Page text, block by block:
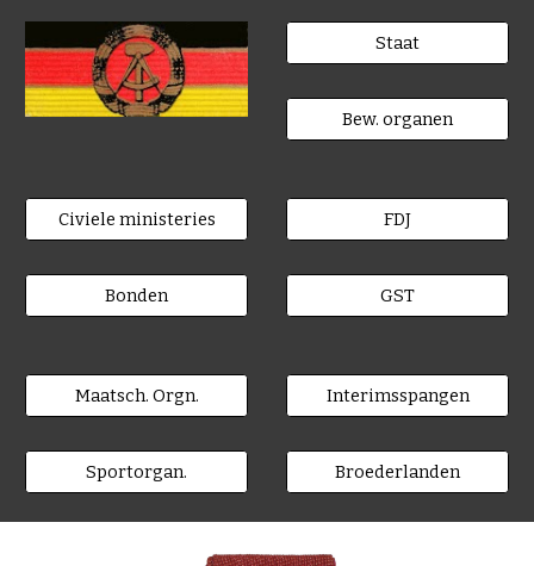
Staat
Bew. organen
Civiele ministeries
Bonden
FDJ
GST
Maatsch. Orgn.
Sportorgan.
Interimsspangen
Broederlanden